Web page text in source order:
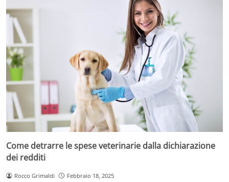
Come detrarre le spese veterinarie dalla dichiarazione
dei redditi
Rocco Grimaldi Febbraio 18, 2025